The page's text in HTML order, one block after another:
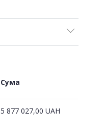
Сума
5 877 027,00 UAH